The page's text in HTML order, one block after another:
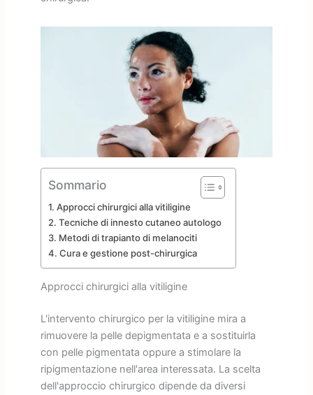
Sommario
Approcci chirurgici alla vitiligine
Tecniche di innesto cutaneo autologo
Metodi di trapianto di melanociti
Cura e gestione post-chirurgica
Approcci chirurgici alla vitiligine
L'intervento chirurgico per la vitiligine mira a
rimuovere la pelle depigmentata e a sostituirla
con pelle pigmentata oppure a stimolare la
ripigmentazione nell'area interessata. La scelta
dell'approccio chirurgico dipende da diversi